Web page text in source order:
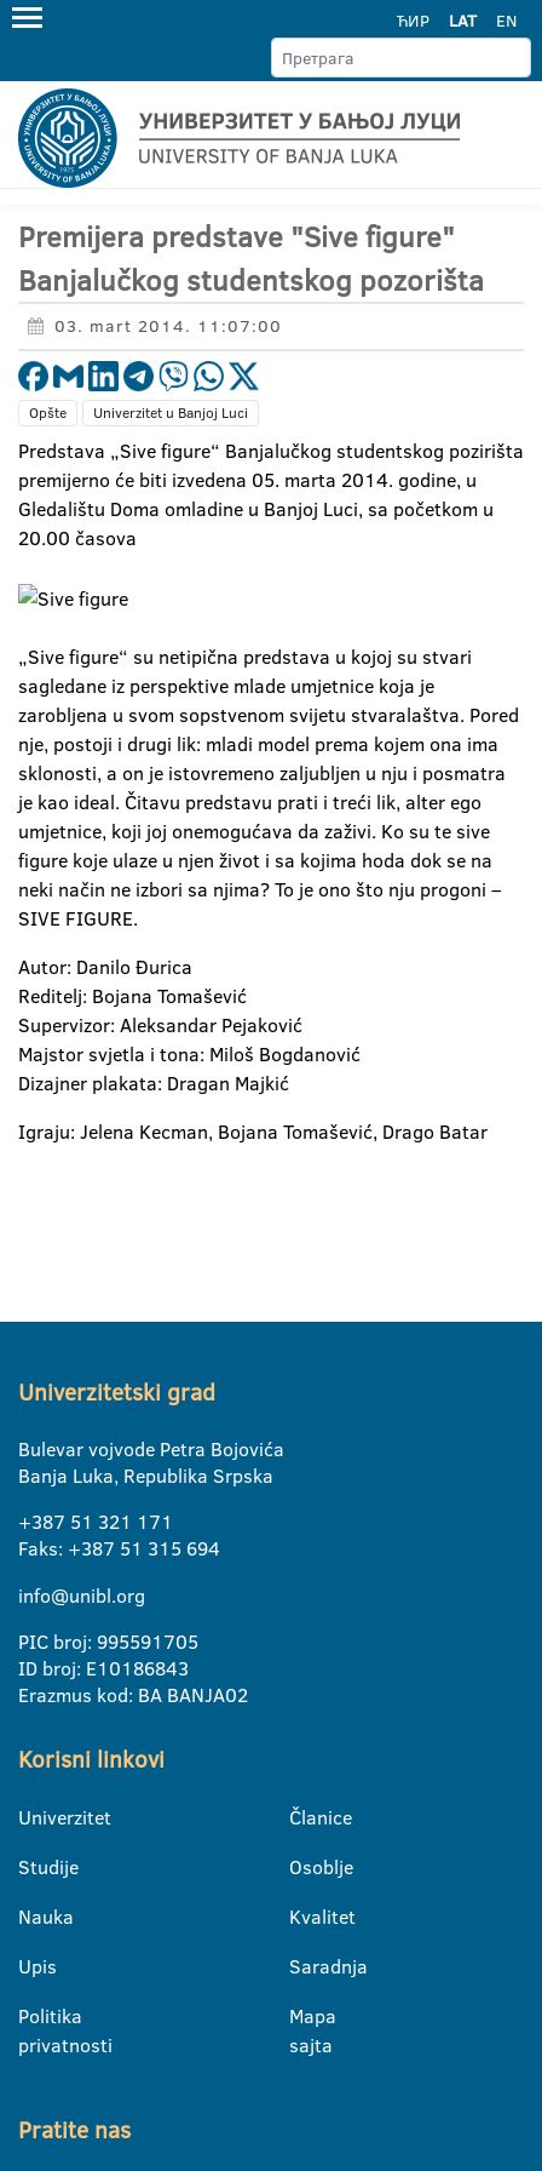
ЋИР LAT EN
Premijera predstave "Sive figure"
Banjalučkog studentskog pozorišta
03. mart 2014. 11:07:00
Opšte Univerzitet u Banjoj Luci
Predstava „Sive figure“ Banjalučkog studentskog pozirišta
premijerno će biti izvedena 05. marta 2014. godine, u
Gledalištu Doma omladine u Banjoj Luci, sa početkom u
20.00 časova
„Sive figure“ su netipična predstava u kojoj su stvari
sagledane iz perspektive mlade umjetnice koja je
zarobljena u svom sopstvenom svijetu stvaralaštva. Pored
nje, postoji i drugi lik: mladi model prema kojem ona ima
sklonosti, a on je istovremeno zaljubljen u nju i posmatra
je kao ideal. Čitavu predstavu prati i treći lik, alter ego
umjetnice, koji joj onemogućava da zaživi. Ko su te sive
figure koje ulaze u njen život i sa kojima hoda dok se na
neki način ne izbori sa njima? To je ono što nju progoni –
SIVE FIGURE.
Autor: Danilo Đurica
Reditelj: Bojana Tomašević
Supervizor: Aleksandar Pejaković
Majstor svjetla i tona: Miloš Bogdanović
Dizajner plakata: Dragan Majkić
Igraju: Jelena Kecman, Bojana Tomašević, Drago Batar
Univerzitetski grad
Bulevar vojvode Petra Bojovića
Banja Luka, Republika Srpska
+387 51 321 171
Faks: +387 51 315 694
info@unibl.org
PIC broj: 995591705
ID broj: E10186843
Erazmus kod: BA BANJA02
Korisni linkovi
Univerzitet
Studije
Nauka
Upis
Politika
privatnosti
Članice
Osoblje
Kvalitet
Saradnja
Mapa
sajta
Pratite nas